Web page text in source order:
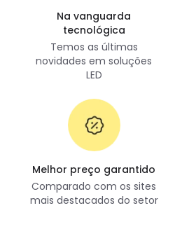
Na vanguarda
tecnológica
Temos as últimas
novidades em soluções
LED
Melhor preço garantido
Comparado com os sites
mais destacados do setor